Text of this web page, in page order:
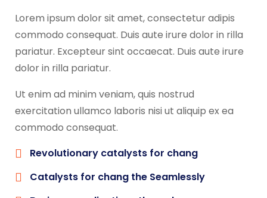
Lorem ipsum dolor sit amet, consectetur adipis
commodo consequat. Duis aute irure dolor in rilla
pariatur. Excepteur sint occaecat. Duis aute irure
dolor in rilla pariatur.
Ut enim ad minim veniam, quis nostrud
exercitation ullamco laboris nisi ut aliquip ex ea
commodo consequat.
Revolutionary catalysts for chang
Catalysts for chang the Seamlessly